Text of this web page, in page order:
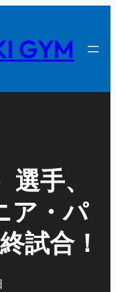
GYM
手、
ア・パ
試合！